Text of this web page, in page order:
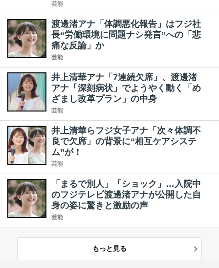
芸能
渡邊渚アナ「体調悪化報告」はフジ社
長“労働環境に問題ナシ発言”への「悲
痛な反論」か
芸能
井上清華アナ「7連続欠席」、渡邊渚
アナ「深刻病状」でようやく動く「め
ざまし改革プラン」の中身
芸能
井上清華らフジ女子アナ「次々体調不
良で欠席」の背景に“相互ケアシステ
ム”が！
芸能
「まるで別人」「ショック」…入院中
のフジテレビ渡邊渚アナが公開した自
身の姿に驚きと激励の声
芸能
もっと見る